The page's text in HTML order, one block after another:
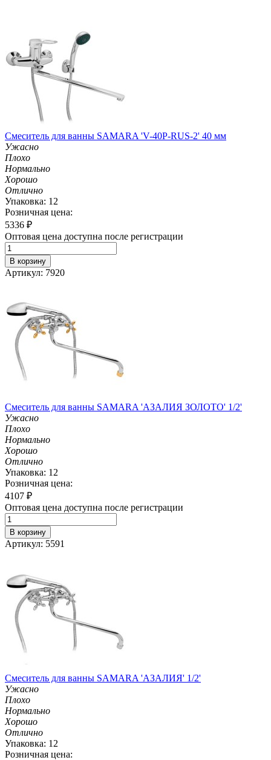
Смеситель для ванны SAMARA 'V-40P-RUS-2' 40 мм
Ужасно
Плохо
Нормально
Хорошо
Отлично
Упаковка: 12
Розничная цена:
5336 ₽
Оптовая цена доступна после регистрации
В корзину
Артикул: 7920
Смеситель для ванны SAMARA 'АЗАЛИЯ ЗОЛОТО' 1/2'
Ужасно
Плохо
Нормально
Хорошо
Отлично
Упаковка: 12
Розничная цена:
4107 ₽
Оптовая цена доступна после регистрации
В корзину
Артикул: 5591
Смеситель для ванны SAMARA 'АЗАЛИЯ' 1/2'
Ужасно
Плохо
Нормально
Хорошо
Отлично
Упаковка: 12
Розничная цена: